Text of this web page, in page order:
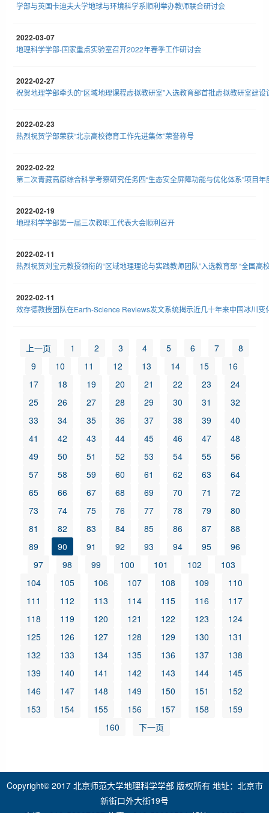
学部与英国卡迪夫大学地球与环境科学系顺利举办教师联合研讨会
2022-03-07
地理科学学部-国家重点实验室召开2022年春季工作研讨会
2022-02-27
祝贺地理学部牵头的“区域地理课程虚拟教研室”入选教育部首批虚拟教研室建设
2022-02-23
热烈祝贺学部荣获“北京高校德育工作先进集体”荣誉称号
2022-02-22
第二次青藏高原综合科学考察研究任务四“生态安全屏障功能与优化体系”项目
2022-02-19
地理科学学部第一届三次教职工代表大会顺利召开
2022-02-11
热烈祝贺刘宝元教授领衔的“区域地理理论与实践教师团队”入选教育部 “全国高
2022-02-11
效存德教授团队在Earth-Science Reviews发文系统揭示近几十年来中国冰川变
上一页 1 2 3 4 5 6 7
8
9
10 11 12 13 14 15
16
17
18 19 20 21 22 23
24
25
26 27 28 29 30 31
32
33
34 35 36 37 38 39
40
41
42 43 44 45 46 47
48
49
50 51 52 53 54 55
56
57
58 59 60 61 62 63
64
65
66 67 68 69 70 71
72
73
74 75 76 77 78 79
80
81
82 83 84 85 86 87
88
89
90 91 92 93 94 95
96
97
98 99 100 101 102
103
104
105 106 107 108 109
110
111
112 113 114 115 116
117
118
119 120 121 122 123
124
125
126 127 128 129 130
131
132
133 134 135 136 137
138
139
140 141 142 143 144
145
146
147 148 149 150 151
152
153
154 155 156 157 158
159
160
下一页
Copyright© 2017 北京师范大学地理科学学部 版权所有 地址：北京市
新街口外大街19号